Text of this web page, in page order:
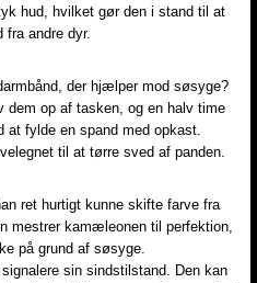
hud, hvilket gør den i stand til at
fra andre dyr.​
der hjælper mod søsyge?
dem op af tasken, og en halv time
at fylde en spand med opkast.
til at tørre sved af panden.​
ret hurtigt kunne skifte farve fra
mestrer kamæleonen til perfektion,
på grund af søsyge.
sin sindstilstand. Den kan